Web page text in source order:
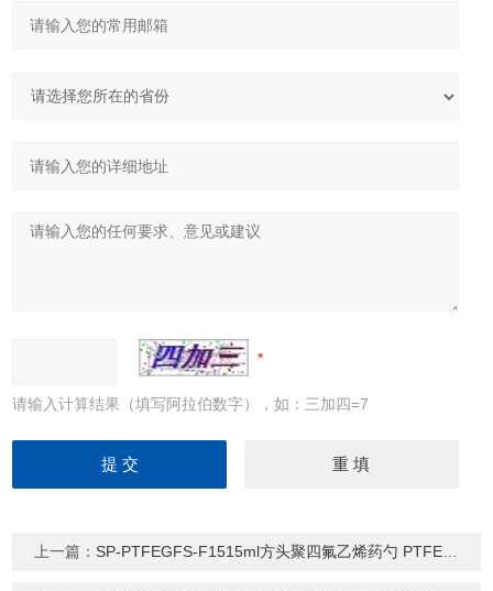
请输入计算结果（填写阿拉伯数字），如：三加四=7
上一篇： SP-PTFEGFS-F1515ml方头聚四氟乙烯药勺 PTFE四氟干粉勺